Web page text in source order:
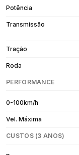
Potência
Transmissão
Tração
Roda
PERFORMANCE
0-100km/h
Vel. Máxima
CUSTOS (3 ANOS)